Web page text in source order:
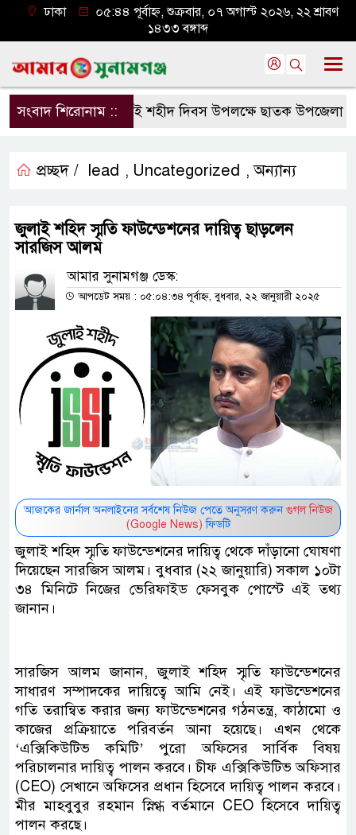
ঢাকা
০৫:৪৪ পূর্বাহ্ন, শুক্রবার, ০৭ অগাস্ট ২০২৬, ২২ শ্রাবণ
১৪৩৩ বঙ্গাব্দ
সংবাদ শিরোনাম ::জুলাই শহীদ দিবস উপলক্ষে ছাতক উপজেলা
প্রচ্ছদ / lead , Uncategorized ,অন্যান্য
জুলাই শহিদ স্মৃতি ফাউন্ডেশনের দায়িত্ব ছাড়লেন
সারজিস আলম
আমার সুনামগঞ্জ ডেস্ক:
আপডেট সময় : ০৫:০৪:৩৪ পূর্বাহ্ন, বুধবার, ২২ জানুয়ারী ২০২৫
আজকের জার্নাল অনলাইনের সর্বশেষ নিউজ পেতে অনুসরণ করুন গুগল নিউজ
(Google News) ফিডটি
জুলাই শহিদ স্মৃতি ফাউন্ডেশনের দায়িত্ব থেকে দাঁড়ানো ঘোষণা
দিয়েছেন সারজিস আলম। বুধবার (২২ জানুয়ারি) সকাল ১০টা
৩৪ মিনিটে নিজের ভেরিফাইড ফেসবুক পোস্টে এই তথ্য
জানান।
সারজিস আলম জানান, জুলাই শহিদ স্মৃতি ফাউন্ডেশনের
সাধারণ সম্পাদকের দায়িত্বে আমি নেই। এই ফাউন্ডেশনের
গতি তরান্বিত করার জন্য ফাউন্ডেশনের গঠনতন্ত্র, কাঠামো ও
কাজের প্রক্রিয়াতে পরিবর্তন আনা হয়েছে। এখন থেকে
‘এক্সিকিউটিভ কমিটি’ পুরো অফিসের সার্বিক বিষয়
পরিচালনার দায়িত্ব পালন করবে। চীফ এক্সিকিউটিভ অফিসার
(CEO) সেখানে অফিসের প্রধান হিসেবে দায়িত্ব পালন করবে।
মীর মাহবুবুর রহমান স্নিগ্ধ বর্তমানে CEO হিসেবে দায়িত্ব
পালন করছে।